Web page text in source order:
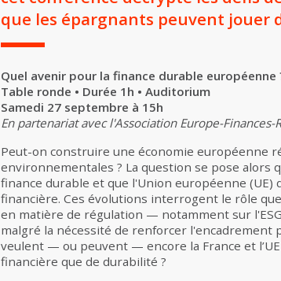
que les épargnants peuvent jouer
Quel avenir pour la finance durable européenne
Table ronde • Durée 1h • Auditorium
Samedi 27 septembre à 15h
En partenariat avec l'Association Europe-Finances-
Peut-on construire une économie européenne
environnementales ? La question se pose
finance durable et que l'Union européenne
financière. Ces évolutions interrogent le rôle
en matière de régulation — notamment sur
malgré la nécessité de renforcer
veulent — ou peuvent — encore la France et
financière que de durabilité ?